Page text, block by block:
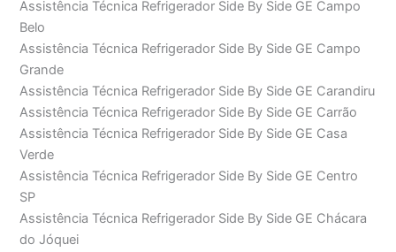
Assistência Técnica Refrigerador Side By Side GE Campo
Belo
Assistência Técnica Refrigerador Side By Side GE Campo
Grande
Assistência Técnica Refrigerador Side By Side GE Carandiru
Assistência Técnica Refrigerador Side By Side GE Carrão
Assistência Técnica Refrigerador Side By Side GE Casa
Verde
Assistência Técnica Refrigerador Side By Side GE Centro
SP
Assistência Técnica Refrigerador Side By Side GE Chácara
do Jóquei